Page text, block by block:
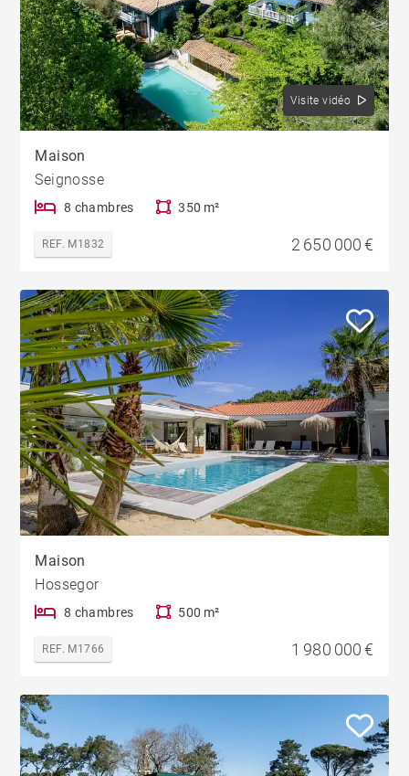
Visite vidéo
Maison
Seignosse
8 chambres 350 m²
REF. M1832 2 650 000 €
Maison
Hossegor
8 chambres 500 m²
REF. M1766 1 980 000 €